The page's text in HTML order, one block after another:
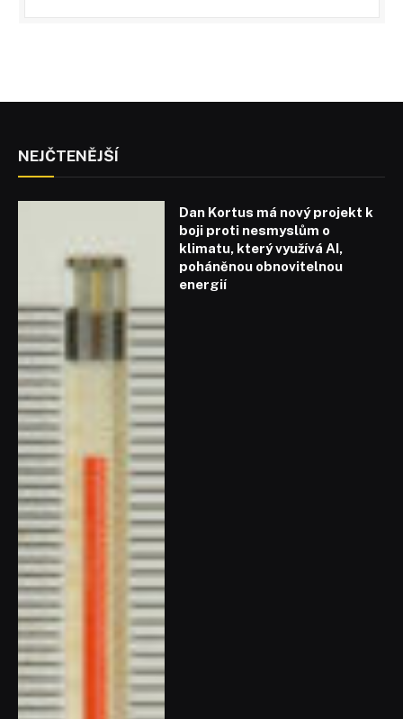
NEJČTENĚJŠÍ
Dan Kortus má nový projekt k
boji proti nesmyslům o
klimatu, který využívá AI,
poháněnou obnovitelnou
energií